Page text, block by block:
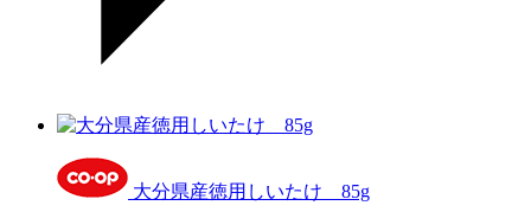
大分県産徳用しいたけ 85g